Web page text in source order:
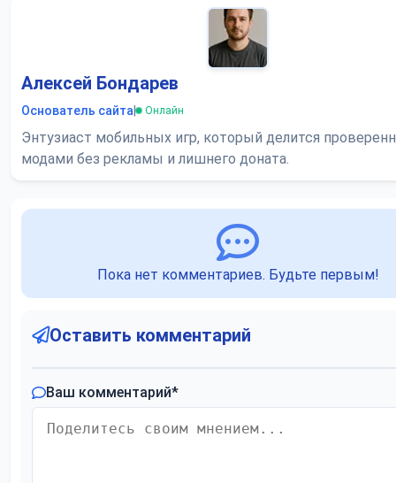
Алексей Бондарев
Основатель сайта| Онлайн
Энтузиаст мобильных игр, который делится
модами без рекламы и лишнего доната.
Пока нет комментариев. Будьте первым!
Оставить комментарий
Ваш комментарий*